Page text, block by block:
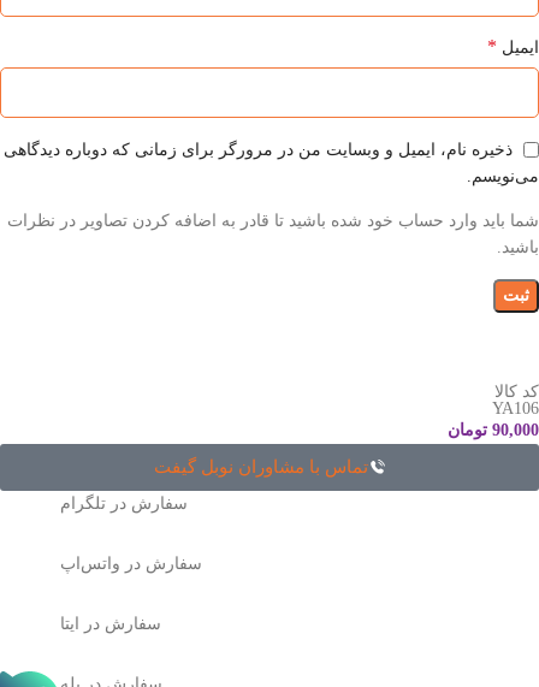
ایمیل *
ذخیره نام، ایمیل و وبسایت من در مرورگر برای زمانی که دوباره دیدگاهی
می‌نویسم.
شما باید وارد حساب خود شده باشید تا قادر به اضافه کردن تصاویر در نظرات
باشید.
کد کالا
YA106
90,000 تومان
تماس با مشاوران نوبل گیفت
سفارش در تلگرام
سفارش در واتس‌اپ
سفارش در ایتا